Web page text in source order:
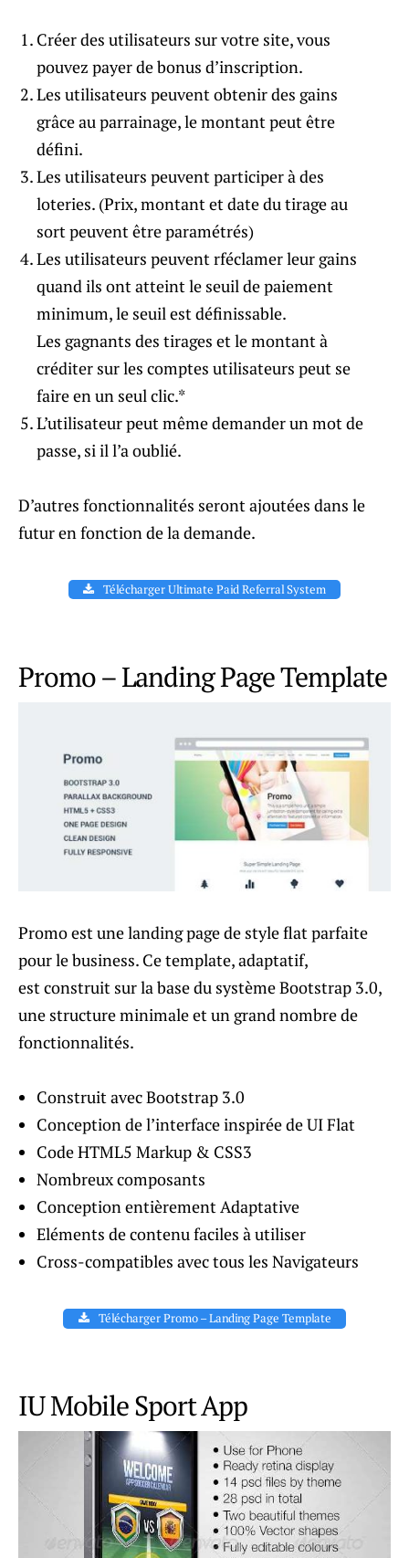
Créer des utilisateurs sur votre site, vous
pouvez payer de bonus d’inscription.
Les utilisateurs peuvent obtenir des gains
grâce au parrainage, le montant peut être
défini.
Les utilisateurs peuvent participer à des
loteries. (Prix, montant et date du tirage au
sort peuvent être paramétrés)
Les utilisateurs peuvent rféclamer leur gains
quand ils ont atteint le seuil de paiement
minimum, le seuil est définissable.
Les gagnants des tirages et le montant à
créditer sur les comptes utilisateurs peut se
faire en un seul clic.*
L’utilisateur peut même demander un mot de
passe, si il l’a oublié.
D’autres fonctionnalités seront ajoutées dans le
futur en fonction de la demande.
Télécharger Ultimate Paid Referral System
Promo – Landing Page Template
Promo est une landing page de style flat parfaite
pour le business. Ce template, adaptatif,
est construit sur la base du système Bootstrap 3.0,
une structure minimale et un grand nombre de
fonctionnalités.
Construit avec Bootstrap 3.0
Conception de l’interface inspirée de UI Flat
Code HTML5 Markup & CSS3
Nombreux composants
Conception entièrement Adaptative
Eléments de contenu faciles à utiliser
Cross-compatibles avec tous les Navigateurs
Télécharger Promo – Landing Page Template
IU Mobile Sport App